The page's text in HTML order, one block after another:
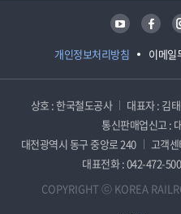
개인정보처리방침 이메일
유튜브 페이스북
상호 : 한국철도공사 대표자 : 김
통신판매업신고 :
대전광역시 동구 중앙로 240
고객
대표전화 : 042-472-
COPYRIGHT ⓒ KOREA